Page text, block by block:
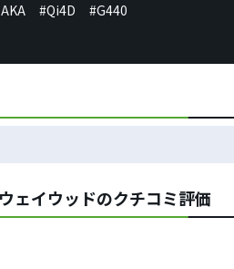
#Qi4D #G440
ェイウッドのクチコミ評価